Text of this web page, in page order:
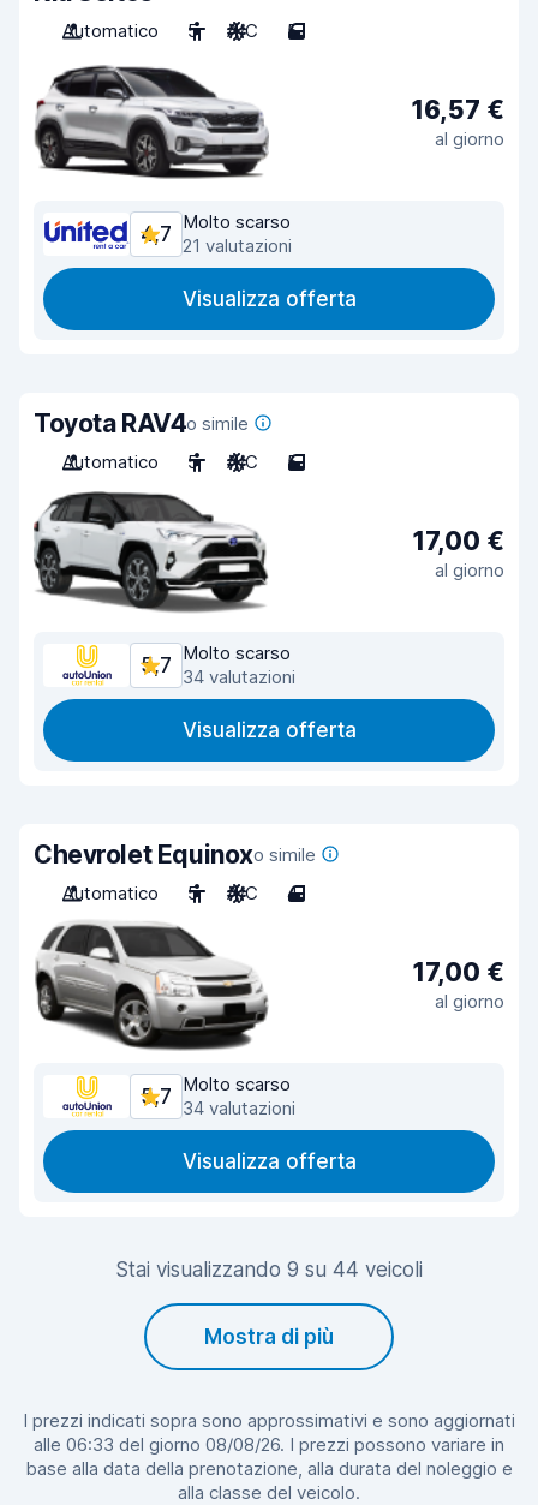
Automatico
5 A/C 5
16,57 €
al giorno
4,7
Molto scarso
21 valutazioni
Visualizza offerta
Toyota RAV4o simile
Automatico
5 A/C 5
17,00 €
al giorno
5,7
Molto scarso
34 valutazioni
Visualizza offerta
Chevrolet Equinoxo simile
Automatico
5 A/C 4
17,00 €
al giorno
5,7
Molto scarso
34 valutazioni
Visualizza offerta
Stai visualizzando 9 su 44 veicoli
Mostra di più
I prezzi indicati sopra sono approssimativi e sono aggiornati
alle 06:33 del giorno 08/08/26. I prezzi possono variare in
base alla data della prenotazione, alla durata del noleggio e
alla classe del veicolo.